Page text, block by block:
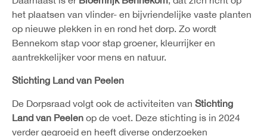
het plaatsen van vlinder- en bijvriendelijke vaste planten
op nieuwe plekken in en rond het dorp. Zo wordt
Bennekom stap voor stap groener, kleurrijker en
aantrekkelijker voor mens en natuur.
Stichting Land van Peelen
De Dorpsraad volgt ook de activiteiten van Stichting
Land van Peelen op de voet. Deze stichting is in 2024
verder gegroeid en heeft diverse onderzoeken